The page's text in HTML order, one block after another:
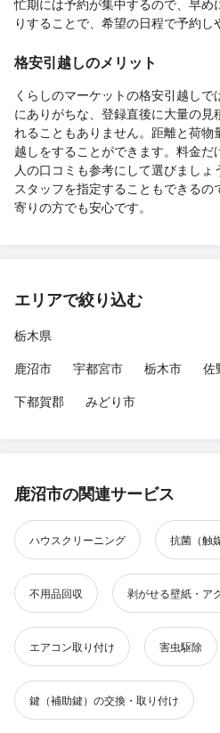
忙期には予約が集中するので、早め
りすることで、希望の日程で予約し
格安引越しのメリット
くらしのマーケットの格安引越し
にありがちな、登録直後に大量の見
れることもありません。距離と荷物
越しをすることができます。料金
人の口コミも参考にして選びまし
スタッフを指定することもできる
寄りの方でも安心です。
エリアで絞り込む
栃木県
鹿沼市
宇都宮市 栃木市 佐
下都賀郡
みどり市
鹿沼市の関連サービス
ハウスクリーニング 抗菌（触
不用品回収 剥がせる壁紙・ア
エアコン取り付け 害虫駆除
鍵（補助鍵）の交換・取り付け